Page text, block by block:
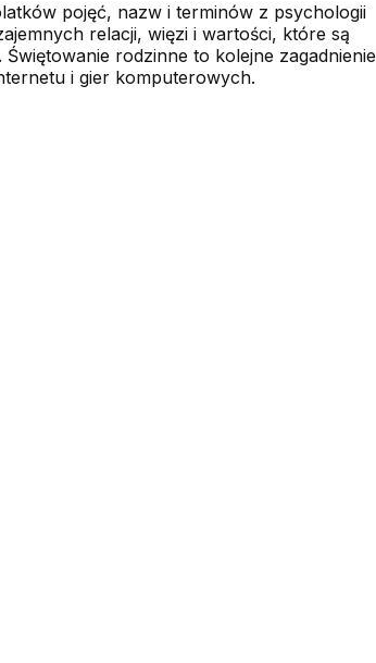
pojęć, nazw i terminów z psychologii
relacji, więzi i wartości, które są
rodzinne to kolejne zagadnienie
i gier komputerowych.